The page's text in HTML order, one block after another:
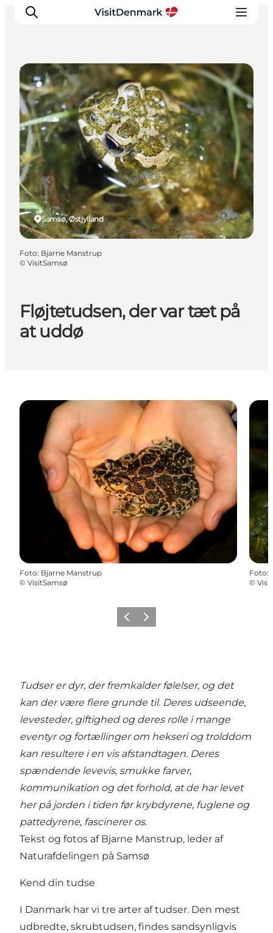
Inspiration
Destinationer
Oplevelser
Overnatning
Planlæg ferien
Fløjtetudsen, der var tæt på
at uddø
Samsø, Østjylland
Naturområder
Foto: Bjarne Manstrup
© VisitSamsø
Foto: Bjarne Manstrup
© VisitSamsø
Foto:
©
ForrigeNæste
Tudser er dyr, der fremkalder følelser, og det
kan der være flere grunde til. Deres udseende,
levesteder, giftighed og deres rolle i mange
eventyr og fortællinger om hekseri og trolddom
kan resultere i en vis afstandtagen. Deres
spændende levevis, smukke farver,
kommunikation og det forhold, at de har levet
her på jorden i tiden før krybdyrene, fuglene og
pattedyrene, fascinerer os.
Tekst og fotos af Bjarne Manstrup, leder af
Naturafdelingen på Samsø
Kend din tudse
I Danmark har vi tre arter af tudser. Den mest
udbredte, skrubtudsen, findes sandsynligvis